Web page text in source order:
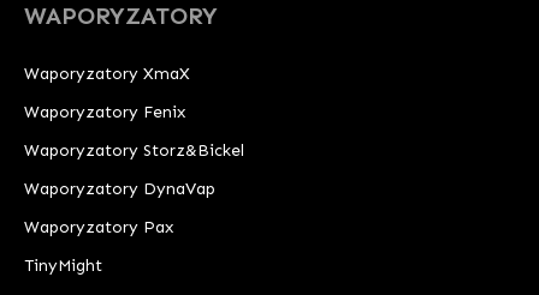
WAPORYZATORY
Waporyzatory XmaX
Waporyzatory Fenix
Waporyzatory Storz&Bickel
Waporyzatory DynaVap
Waporyzatory Pax
TinyMight